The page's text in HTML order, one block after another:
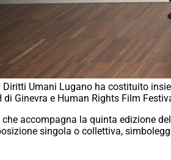
Diritti Umani Lugano ha costituito
di Ginevra e Human Rights Film
che accompagna la quinta edizione
singola o collettiva,